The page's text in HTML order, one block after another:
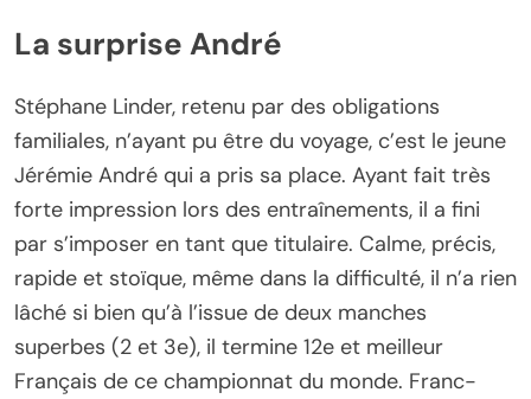
La surprise André
Stéphane Linder, retenu par des obligations
familiales, n’ayant pu être du voyage, c’est le jeune
Jérémie André qui a pris sa place. Ayant fait très
forte impression lors des entraînements, il a fini
par s’imposer en tant que titulaire. Calme, précis,
rapide et stoïque, même dans la difficulté, il n’a rien
lâché si bien qu’à l’issue de deux manches
superbes (2 et 3e), il termine 12e et meilleur
Français de ce championnat du monde. Franc-